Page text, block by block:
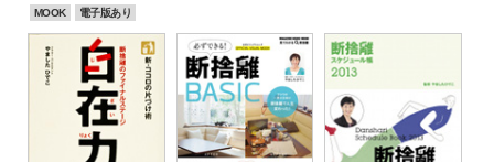
MOOK 電子版あり